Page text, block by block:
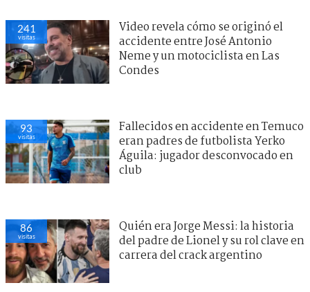
241
visitas
Video revela cómo se originó el
accidente entre José Antonio
Neme y un motociclista en Las
Condes
93
visitas
Fallecidos en accidente en Temuco
eran padres de futbolista Yerko
Águila: jugador desconvocado en
club
86
visitas
Quién era Jorge Messi: la historia
del padre de Lionel y su rol clave en
carrera del crack argentino